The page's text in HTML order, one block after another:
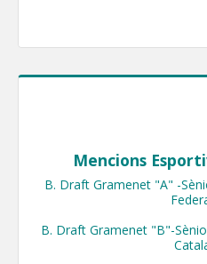
Mencions
B. Draft Gramenet "A" -
B. Draft Gramenet "B"-